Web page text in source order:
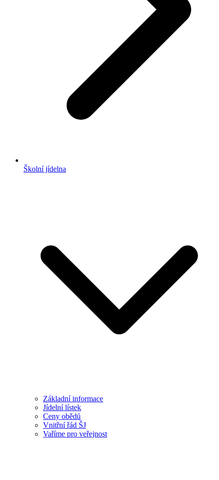
Školní jídelna
Základní informace
Jídelní lístek
Ceny obědů
Vnitřní řád ŠJ
Vaříme pro veřejnost